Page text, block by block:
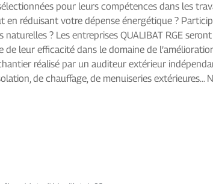
pour leurs compétences dans les
réduisant votre dépense énergétique ?
naturelles ? Les entreprises QUALIBAT RGE
leur efficacité dans le domaine de
réalisé par un auditeur extérieur
de chauffage, de menuiseries